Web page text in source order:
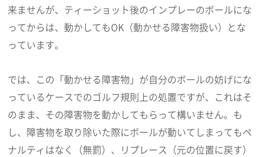
来ませんが、ティーショット後のインプレーのボールにな
ってからは、動かしてもOK（動かせる障害物扱い）とな
っています。
では、この「動かせる障害物」が自分のボールの妨げにな
っているケースでのゴルフ規則上の処置ですが、これはそ
のまま、その障害物を動かしてもらって構いません。も
し、障害物を取り除いた際にボールが動いてしまってもペ
ナルティはなく（無罰）、リプレース（元の位置に戻す）